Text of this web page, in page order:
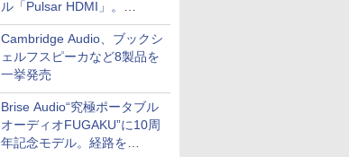
ル「Pulsar HDMI」。
SilentPowerから
Cambridge Audio、ブックシ
ェルフスピーカなど8製品を
一挙発売
Brise Audio“究極ポータブル
オーディオFUGAKU”に10周
年記念モデル。経路を